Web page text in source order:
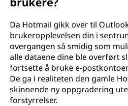
Da Hotmail gikk over til
brukeropplevelsen din i
overgangen så smidig som
alle dataene dine ble overført
fortsette å bruke e-
De ga i realiteten den gamle
skinnende ny oppgradering
forstyrrelser.